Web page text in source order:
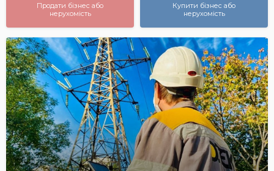
Продати бізнес або
нерухомість
Купити бізнес або
нерухомість